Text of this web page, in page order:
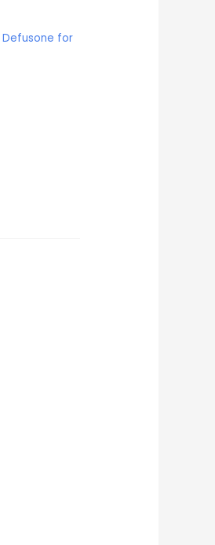
Defusone for